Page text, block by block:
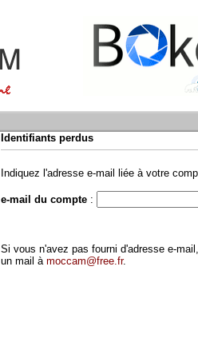
Identifiants perdus
Indiquez l'adresse e-mail liée à votre
e-mail du compte :
Si vous n'avez pas fourni d'adresse e-
un mail à moccam@free.fr.